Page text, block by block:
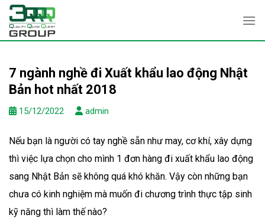
Skip
content
7 ngành nghề đi Xuất khẩu lao động Nhật
Bản hot nhất 2018
15/12/2022 admin
Nếu bạn là người có tay nghề sẵn như may, cơ khí, xây dựng
thì việc lựa chọn cho mình 1 đơn hàng đi xuất khẩu lao động
sang Nhật Bản sẽ không quá khó khăn. Vậy còn những bạn
chưa có kinh nghiệm mà muốn đi chương trình thực tập sinh
kỹ năng thì làm thế nào?